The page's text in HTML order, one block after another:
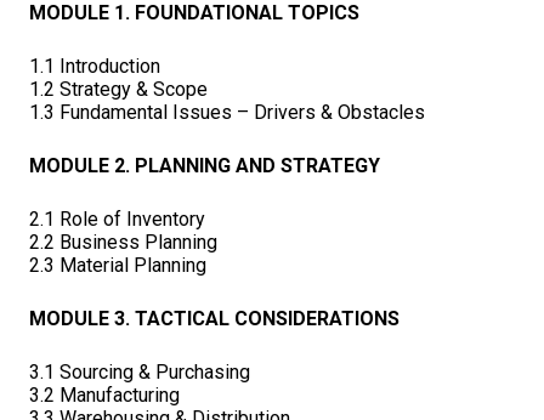
MODULE 1. FOUNDATIONAL TOPICS
1.1 Introduction
1.2 Strategy & Scope
1.3 Fundamental Issues – Drivers & Obstacles
MODULE 2. PLANNING AND STRATEGY
2.1 Role of Inventory
2.2 Business Planning
2.3 Material Planning
MODULE 3. TACTICAL CONSIDERATIONS
3.1 Sourcing & Purchasing
3.2 Manufacturing